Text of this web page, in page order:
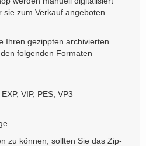
zum Verkauf angeboten
Ihren gezippten archivierten
folgenden Formaten
VIP, PES, VP3
zu können, sollten Sie das Zip-